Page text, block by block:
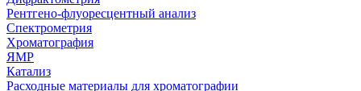
Рентгено-флуоресцентный анализ
Спектрометрия
Хроматография
ЯМР
Катализ
Расходные материалы для хроматографии